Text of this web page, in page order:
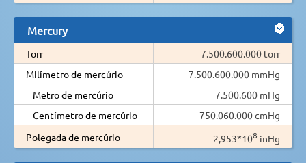
Mercury
Torr
7.500.600.000 torr
Milímetro de mercúrio
7.500.600.000 mmHg
Metro de mercúrio
7.500.600 mHg
Centímetro de mercúrio
750.060.000 cmHg
Polegada de mercúrio
2,953*108 inHg